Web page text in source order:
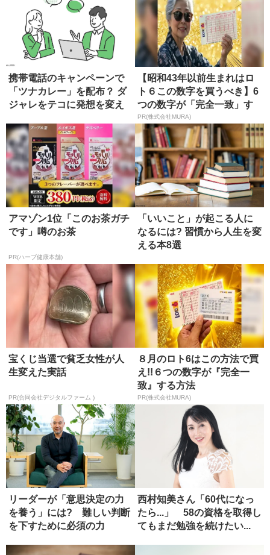
携帯電話のキャンペーンで
「ツナカレー」を配布？ ダ
ジャレをテコに発想を変え
【昭和43年以前生まれはロ
ト６この数字を買うべき】6
つの数字が「完全一致」す
る方...
PR(株式会社MURA)
アマゾン1位「このお茶ガチ
です」噂のお茶
PR(ハーブ健康本舗)
「いいこと」が起こる人に
なるには? 習慣から人生を変
える本8選
宝くじ当選で貧乏女性が人
生変えた実話
PR(合同会社デジタルファーム )
８月のロト6はこの方法で買
え!!６つの数字が『完全一
致』する方法
PR(株式会社MURA)
リーダーが「意思決定の力
を養う」には? 難しい判断
を下すために必須の力
西村知美さん「60代になっ
たら...」 58の資格を取得し
てもまだ勉強を続けたい...